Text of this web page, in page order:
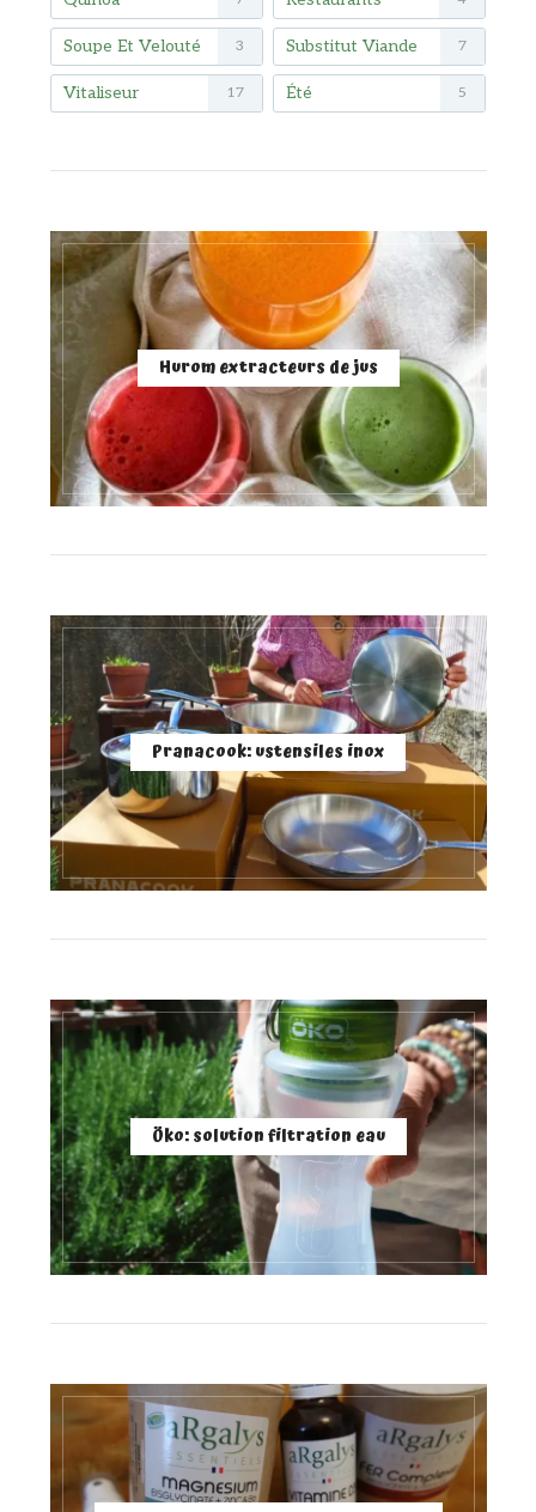
Soupe Et Velouté 3 Substitut Viande 7
Vitaliseur 17 Été 5
Hurom extracteurs de jus
Pranacook: ustensiles inox
Öko: solution filtration eau